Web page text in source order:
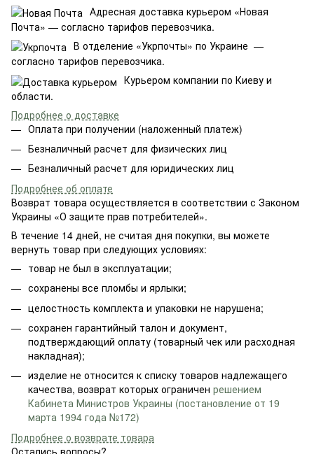
Адресная доставка курьером «Новая
Почта» — согласно тарифов перевозчика.
В отделение «Укрпочты» по Украине —
согласно тарифов перевозчика.
Курьером компании по Киеву и
области.
Подробнее о доставке
Оплата при получении (наложенный платеж)
Безналичный расчет для физических лиц
Безналичный расчет для юридических лиц
Подробнее об оплате
Возврат товара осуществляется в соответствии с Законом
Украины «О защите прав потребителей».
В течение 14 дней, не считая дня покупки, вы можете
вернуть товар при следующих условиях:
товар не был в эксплуатации;
сохранены все пломбы и ярлыки;
целостность комплекта и упаковки не нарушена;
сохранен гарантийный талон и документ,
подтверждающий оплату (товарный чек или расходная
накладная);
изделие не относится к списку товаров надлежащего
качества, возврат которых ограничен решением
Кабинета Министров Украины (постановление от 19
марта 1994 года №172)
Подробнее о возврате товара
Остались вопросы?